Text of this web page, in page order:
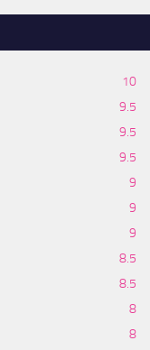
10
9.5
9.5
9.5
9
9
9
8.5
8.5
8
8